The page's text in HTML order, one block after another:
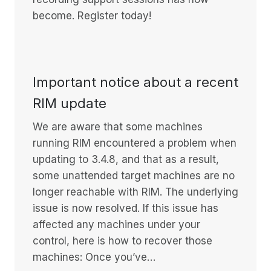
become. Register today!
Important notice about a recent
RIM update
We are aware that some machines
running RIM encountered a problem when
updating to 3.4.8, and that as a result,
some unattended target machines are no
longer reachable with RIM. The underlying
issue is now resolved. If this issue has
affected any machines under your
control, here is how to recover those
machines: Once you’ve…